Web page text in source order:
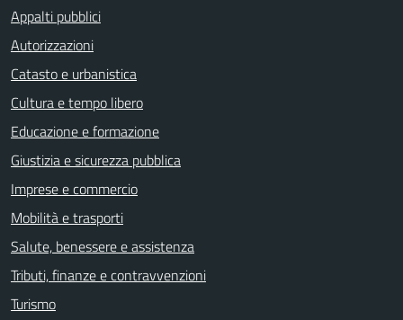
Appalti pubblici
Autorizzazioni
Catasto e urbanistica
Cultura e tempo libero
Educazione e formazione
Giustizia e sicurezza pubblica
Imprese e commercio
Mobilità e trasporti
Salute, benessere e assistenza
Tributi, finanze e contravvenzioni
Turismo